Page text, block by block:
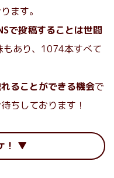
ます。
で投稿することは世間
もあり、1074本すべて
ることができる機会で
ちしております！